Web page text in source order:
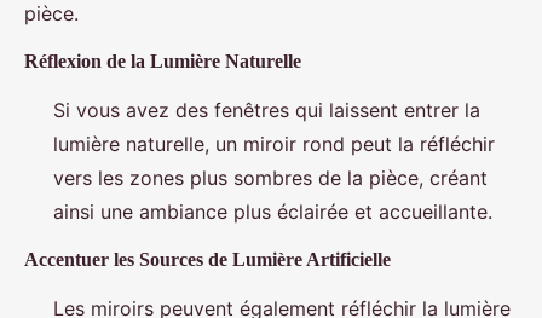
pièce.
Réflexion de la Lumière Naturelle
Si vous avez des fenêtres qui laissent entrer la
lumière naturelle, un miroir rond peut la réfléchir
vers les zones plus sombres de la pièce, créant
ainsi une ambiance plus éclairée et accueillante.
Accentuer les Sources de Lumière Artificielle
Les miroirs peuvent également réfléchir la lumière